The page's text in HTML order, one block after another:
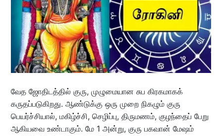
வேத ஜோதிடத்தில் குரு, முழுமையான சுப கிரகமாகக்
கருதப்படுகிறது. ஆண்டுக்கு ஒரு முறை நிகழும் குரு
பெயர்ச்சியால், மகிழ்ச்சி, செழிப்பு, திருமணம், குழந்தைப் பேறு
ஆகியவை உண்டாகும். மே 1 அன்று, குரு பகவான் மேஷம்